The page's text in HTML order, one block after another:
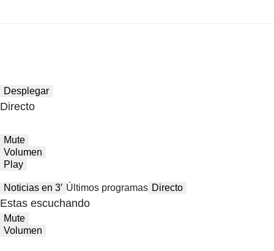
Desplegar
Directo
Mute
Volumen
Play
Noticias en 3′ Últimos programas Directo
Estas escuchando
Mute
Volumen